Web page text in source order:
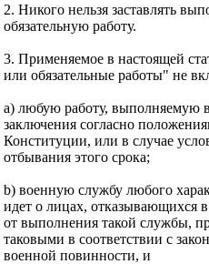
2. Никого нельзя заставлять
обязательную работу.
3. Применяемое в настоящей
или обязательные работы" не
а) любую работу, выполняемую
заключения согласно
Конституции, или в случае
отбывания этого срока;
b) военную службу любого
идет о лицах, отказывающихся
от выполнения такой службы,
таковыми в соответствии с
военной повинности, и